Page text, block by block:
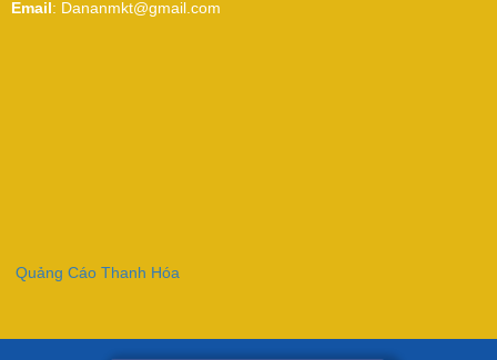
Email: Dananmkt@gmail.com
Quảng Cáo Thanh Hóa